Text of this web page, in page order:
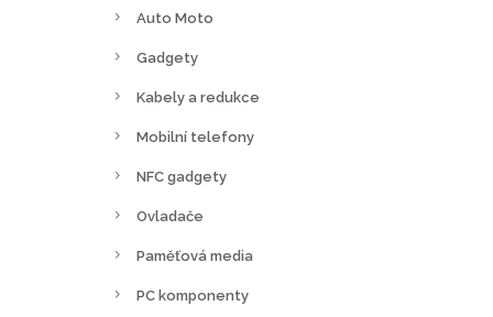
Auto Moto
Gadgety
Kabely a redukce
Mobilní telefony
NFC gadgety
Ovladače
Paměťová media
PC komponenty